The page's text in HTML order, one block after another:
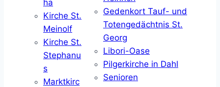
ha
Kirche St.
Meinolf
Kirche St.
Stephanu
s
Marktkirc
Gedenkort Tauf- und
Totengedächtnis St.
Georg
Libori-Oase
Pilgerkirche in Dahl
Senioren